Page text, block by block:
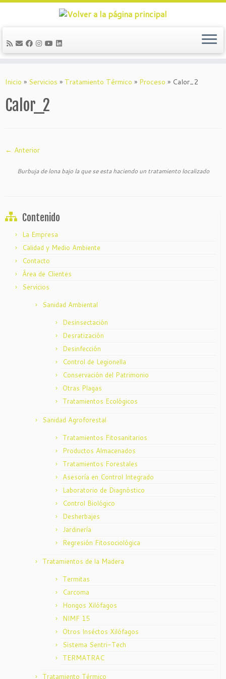
Inicio » Servicios » Tratamiento Térmico » Proceso » Calor_2
Calor_2
← Anterior
Burbuja de lona bajo la que se esta haciendo un tratamiento localizado
Contenido
La Empresa
Calidad y Medio Ambiente
Contacto
Área de Clientes
Servicios
Sanidad Ambiental
Desinsectación
Desratización
Desinfección
Control de Legionella
Conservación del Patrimonio
Otras Plagas
Tratamientos Ecológicos
Sanidad Agroforestal
Tratamientos Fitosanitarios
Productos Almacenados
Tratamientos Forestales
Asesoría en Control Integrado
Laboratorio de Diagnóstico
Control Biológico
Desherbajes
Jardinería
Regresión Fitosociológica
Tratamientos de la Madera
Termitas
Carcoma
Hongos Xilófagos
NIMF 15
Otros Inséctos Xilófagos
Sistema Sentri-Tech
TERMATRAC
Tratamiento Térmico